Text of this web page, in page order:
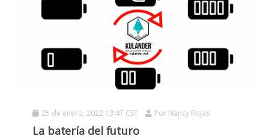
25 de enero, 2022 13:47 CST Por Nancy Rojas
La batería del futuro